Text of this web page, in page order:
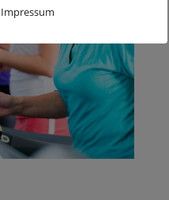
Impressum